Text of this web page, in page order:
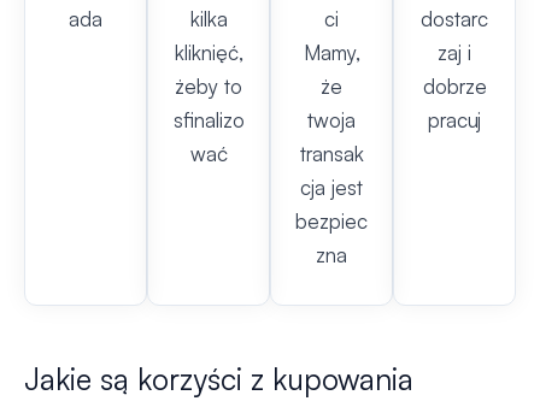
ada
kilka
kliknięć,
żeby to
sfinalizo
wać
ci
Mamy,
że
twoja
transak
cja jest
bezpiec
zna
dostarc
zaj i
dobrze
pracuj
Jakie są korzyści z kupowania